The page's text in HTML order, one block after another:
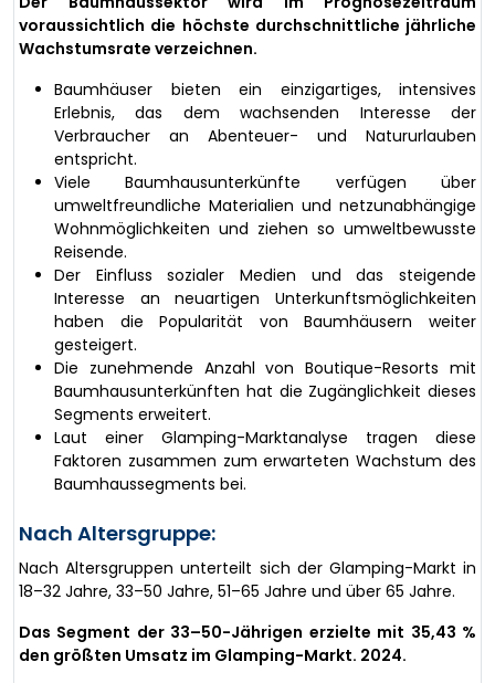
voraussichtlich die höchste durchschnittliche jährliche
Wachstumsrate verzeichnen.
Baumhäuser bieten ein einzigartiges, intensives
Erlebnis, das dem wachsenden Interesse der
Verbraucher an Abenteuer- und Natururlauben
entspricht.
Viele Baumhausunterkünfte verfügen über
umweltfreundliche Materialien und netzunabhängige
Wohnmöglichkeiten und ziehen so umweltbewusste
Reisende.
Der Einfluss sozialer Medien und das steigende
Interesse an neuartigen Unterkunftsmöglichkeiten
haben die Popularität von Baumhäusern weiter
gesteigert.
Die zunehmende Anzahl von Boutique-Resorts mit
Baumhausunterkünften hat die Zugänglichkeit dieses
Segments erweitert.
Laut einer Glamping-Marktanalyse tragen diese
Faktoren zusammen zum erwarteten Wachstum des
Baumhaussegments bei.
Nach Altersgruppe:
Nach Altersgruppen unterteilt sich der Glamping-Markt in
18–32 Jahre, 33–50 Jahre, 51–65 Jahre und über 65 Jahre.
Das Segment der 33–50-Jährigen erzielte mit 35,43 %
den größten Umsatz im Glamping-Markt. 2024.